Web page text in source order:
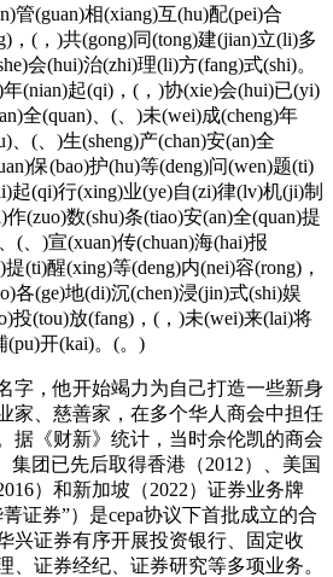
管(guan)相(xiang)互(hu)配(pei)合
，(，)共(gong)同(tong)建(jian)立(li)多
会(hui)治(zhi)理(li)方(fang)式(shi)。
(nian)起(qi)，(，)协(xie)会(hui)已(yi)
全(quan)、(、)未(wei)成(cheng)年
、(、)生(sheng)产(chan)安(an)全
保(bao)护(hu)等(deng)问(wen)题(ti)
起(qi)行(xing)业(ye)自(zi)律(lv)机(ji)制
(zuo)数(shu)条(tiao)安(an)全(quan)提
(、)宣(xuan)传(chuan)海(hai)报
(ti)醒(xing)等(deng)内(nei)容(rong)，
各(ge)地(di)沉(chen)浸(jin)式(shi)娱
投(tou)放(fang)，(，)未(wei)来(lai)将
(pu)开(kai)。(。)
，他开始竭力为自己打造一些新身
、慈善家，在多个华人商会中担任
据《财新》统计，当时佘伦凯的商会
已先后取得香港（2012）、美国
）和新加坡（2022）证券业务牌
证券”）是cepa协议下首批成立的合
兴证券有序开展投资银行、固定收
、证券经纪、证券研究等多项业务。